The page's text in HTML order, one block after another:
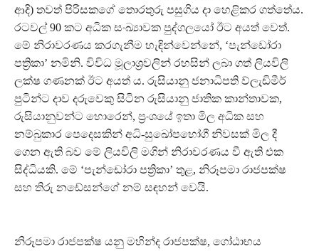
ආදි) තවත් පිරිසකගේ තොරතුරු පසුගිය දා හෙළිකර ගත්තේය.
රටවල් 90 කට අධික සංඛ්‍යාවක පුද්ගලයෝ ඊට අයත් වෙත්.
මේ නිරාවරණය කරගැනීම හැඳින්වෙන්නේ, ‘පැන්ඩෝරා
පත්‍රිකා’ නමිනි. විවිධ මූලාශ්‍රවලින් රහසින් ලබා ගත් ලියවිලි
ලක්ෂ ගණනක් ඊට අයත් ය. රුසියානු ජනාධිපති ව්ලැඩිමීර්
පුටින්ට දාව දරුවෙකු සිටින රුසියානු ජාතික කාන්තාවක,
රුසියානුවන්ට හොරෙන්, ප්‍රංශයේ ඉතා මිල අධික සහ
නම්බුකාර පෙදෙසකින් අධි-සුඛෝපභෝගී නිවසක් මිල දී
ගෙන ඇති බව මේ ලියවිලි මගින් නිරාවරණය වී ඇති එක
සිද්ධියකි. මේ ‘පැන්ඩෝරා පත්‍රිකා’ තුළ, නිරූපමා රාජපක්ෂ
සහ තිරු නඩේසන්ගේ නම් සඳහන් වෙයි.
නිරූපමා රාජපක්ෂ යනු මහින්ද රාජපක්ෂ, ගෝඨාභය